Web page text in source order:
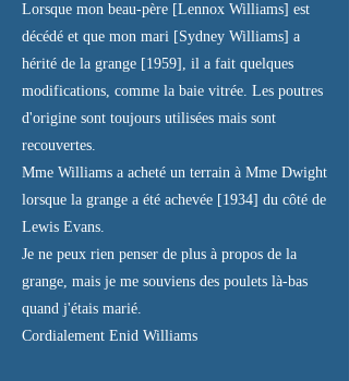
Lorsque mon beau-père [Lennox Williams] est
décédé et que mon mari [Sydney Williams] a
hérité de la grange [1959], il a fait quelques
modifications, comme la baie vitrée. Les poutres
d'origine sont toujours utilisées mais sont
recouvertes.
Mme Williams a acheté un terrain à Mme Dwight
lorsque la grange a été achevée [1934] du côté de
Lewis Evans.
Je ne peux rien penser de plus à propos de la
grange, mais je me souviens des poulets là-bas
quand j'étais marié.
Cordialement Enid Williams